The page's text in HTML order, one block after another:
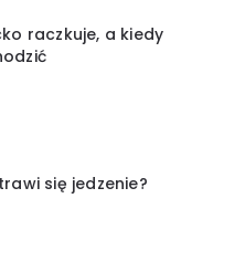
raczkuje, a kiedy
się jedzenie?